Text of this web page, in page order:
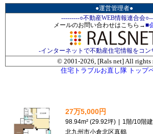
●運営管理者●
---------○不動産WEB情報連合会
メールのお問い合わせはこちら→■
-インターネットで不動産住宅情報をコン
© 2001-2026, [Rals net] All rights
住宅トラブルお直し隊 トップ
27万5,000円
98.94m² (29.92坪) | 1階/10階建
北九州市小倉北区真鶴